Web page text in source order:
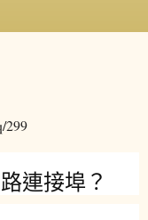
299
連接埠？